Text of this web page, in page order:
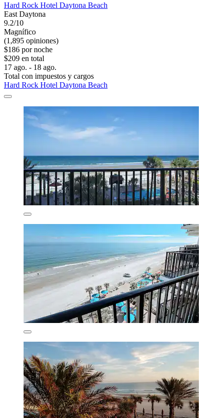
Hard Rock Hotel Daytona Beach
East Daytona
9.2/10
Magnífico
(1,895 opiniones)
$186 por noche
$209 en total
17 ago. - 18 ago.
Total con impuestos y cargos
Hard Rock Hotel Daytona Beach